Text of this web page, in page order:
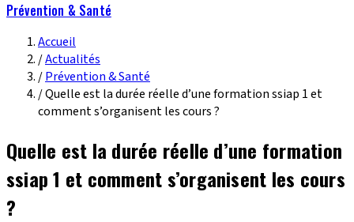
Prévention & Santé
Accueil
/Actualités
/Prévention & Santé
/Quelle est la durée réelle d’une formation ssiap 1 et
comment s’organisent les cours ?
Quelle est la durée réelle d’une formation
ssiap 1 et comment s’organisent les cours
?